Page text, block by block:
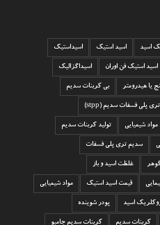
اسید اسید استیک اسیداستیک
اسید استیک فن اوران اسیداگزالیک
یا هیدرومتر بی کربنات سدیم
تری پلی فسفات سدیم (stpp)
مواد شیمیایی تولید کربنات سدیم
سدیم تری پلی فسفات
غلظت اسید و باز
قیمت اسید استیک مواد شیمیایی
اسید پودر شوینده
کربنات سدیم کربنات سدیم جامبو